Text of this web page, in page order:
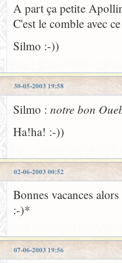
A part ça petite
C'est le comble avec
Silmo :-))
30-05-2003 19:58
Silmo : notre bon
Ha!ha! :-))
02-06-2003 00:52
Bonnes vacances
:-)*
07-06-2003 19:56